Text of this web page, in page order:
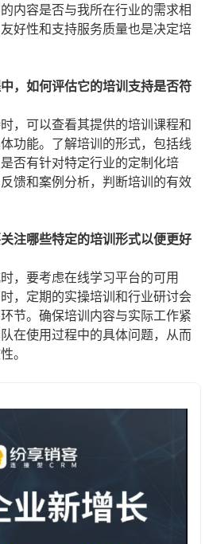
内容是否与我所在行业的需求相
好性和支持服务质量也是决定培
，如何评估它的培训支持是否符
，可以查看其提供的培训课程和
功能。了解培训的形式，包括线
否有针对特定行业的定制化培
馈和案例分析，判断培训的有效
注哪些特定的培训形式以便更好
，要考虑在线学习平台的可用
，定期的实操培训和行业研讨会
节。确保培训内容与实际工作紧
在使用过程中的具体问题，从而
。